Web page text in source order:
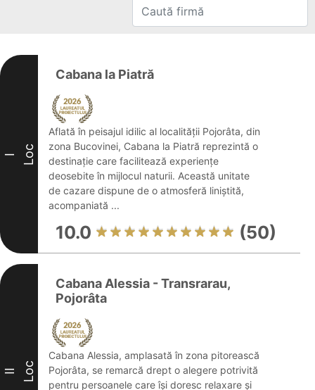
I Loc
Cabana la Piatră
Aflată în peisajul idilic al localității Pojorâta, din
zona Bucovinei, Cabana la Piatră reprezintă o
destinație care facilitează experiențe
deosebite în mijlocul naturii. Această unitate
de cazare dispune de o atmosferă liniștită,
acompaniată ...
10.0 (50)
II Loc
Cabana Alessia - Transrarau,
Pojorâta
Cabana Alessia, amplasată în zona pitorească
Pojorâta, se remarcă drept o alegere potrivită
pentru persoanele care își doresc relaxare și